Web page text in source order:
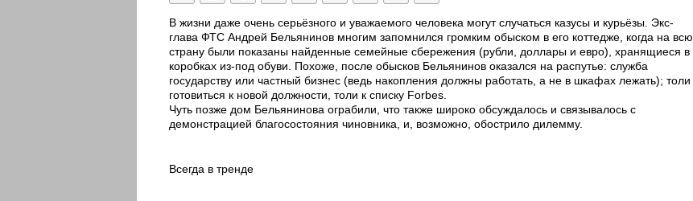
В жизни даже очень серьёзного и уважаемого человека могут случаться казусы и курьёзы. Экс-
глава ФТС Андрей Бельянинов многим запомнился громким обыском в его коттедже, когда на всю
страну были показаны найденные семейные сбережения (рубли, доллары и евро), хранящиеся в
коробках из-под обуви. Похоже, после обысков Бельянинов оказался на распутье: служба
государству или частный бизнес (ведь накопления должны работать, а не в шкафах лежать); толи
готовиться к новой должности, толи к списку Forbes.
Чуть позже дом Бельянинова ограбили, что также широко обсуждалось и связывалось с
демонстрацией благосостояния чиновника, и, возможно, обострило дилемму.
Всегда в тренде